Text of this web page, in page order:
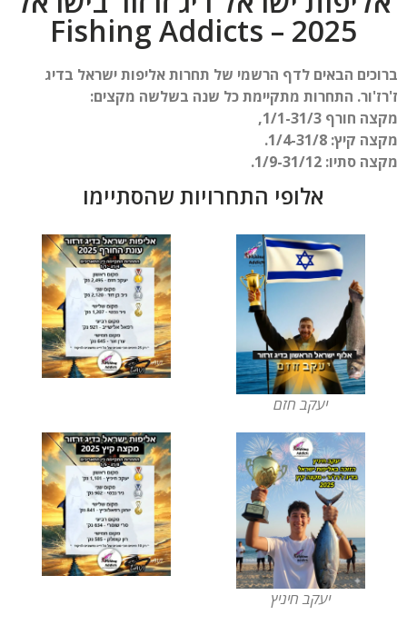
2025 – Fishing Addicts
ברוכים הבאים לדף הרשמי של תחרות אליפות ישראל בדיג
ז'רז'ור. התחרות מתקיימת כל שנה בשלשה מקצים:
מקצה חורף 1/1-31/3,
מקצה קיץ: 1/4-31/8.
מקצה סתיו: 1/9-31/12.
אלופי התחרויות שהסתיימו
יעקב חזם
יעקב חיניץ